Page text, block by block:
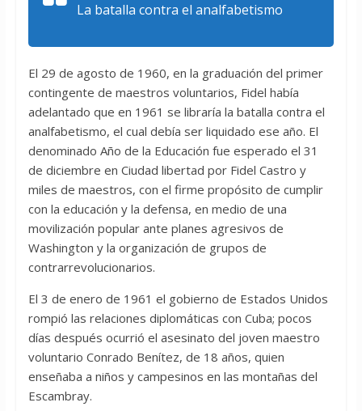
La batalla contra el analfabetismo
El 29 de agosto de 1960, en la graduación del primer
contingente de maestros voluntarios, Fidel había
adelantado que en 1961 se libraría la batalla contra el
analfabetismo, el cual debía ser liquidado ese año. El
denominado Año de la Educación fue esperado el 31
de diciembre en Ciudad libertad por Fidel Castro y
miles de maestros, con el firme propósito de cumplir
con la educación y la defensa, en medio de una
movilización popular ante planes agresivos de
Washington y la organización de grupos de
contrarrevolucionarios.
El 3 de enero de 1961 el gobierno de Estados Unidos
rompió las relaciones diplomáticas con Cuba; pocos
días después ocurrió el asesinato del joven maestro
voluntario Conrado Benítez, de 18 años, quien
enseñaba a niños y campesinos en las montañas del
Escambray.